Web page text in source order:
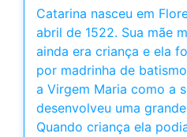
Catarina nasceu em
abril de 1522. Sua mãe
ainda era criança e ela
por madrinha de
a Virgem Maria como a
desenvolveu uma
Quando criança ela